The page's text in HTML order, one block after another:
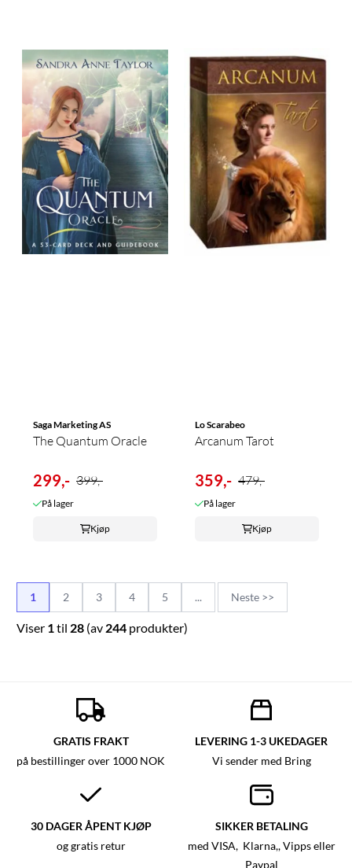
Saga Marketing AS
The Quantum Oracle
299,- 399,-
På lager
Kjøp
Lo Scarabeo
Arcanum Tarot
359,- 479,-
På lager
Kjøp
1 2 3 4 5 ... Neste >>
Viser 1 til 28 (av 244 produkter)
GRATIS FRAKT
på bestillinger over 1000 NOK
LEVERING 1-3 UKEDAGER
Vi sender med Bring
30 DAGER ÅPENT KJØP
og gratis retur
SIKKER BETALING
med VISA, Klarna,, Vipps eller
Paypal